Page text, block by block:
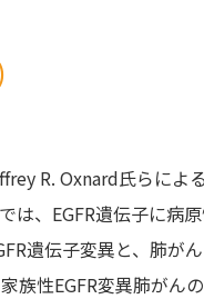
R. Oxnard氏らに
は、EGFR遺伝子に病
遺伝子変異と、肺が
族性EGFR変異肺がん